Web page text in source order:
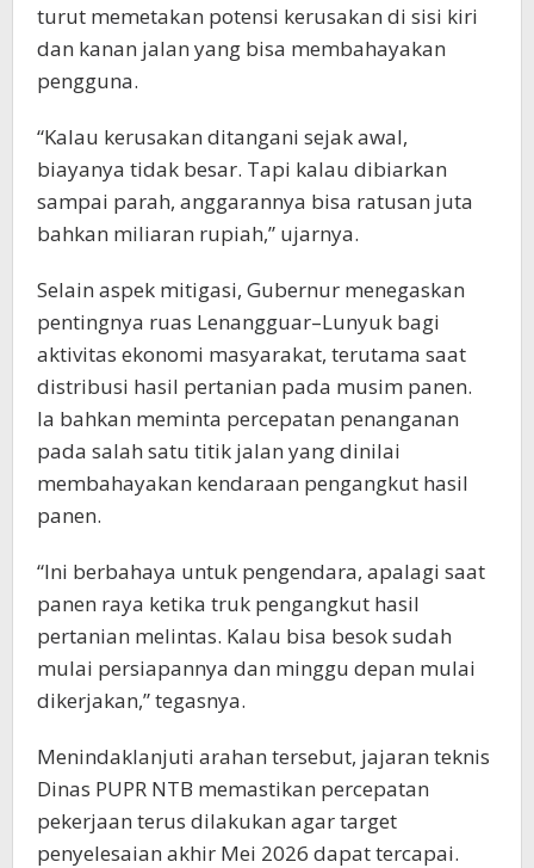
turut memetakan potensi kerusakan di sisi kiri
dan kanan jalan yang bisa membahayakan
pengguna.
“Kalau kerusakan ditangani sejak awal,
biayanya tidak besar. Tapi kalau dibiarkan
sampai parah, anggarannya bisa ratusan juta
bahkan miliaran rupiah,” ujarnya.
Selain aspek mitigasi, Gubernur menegaskan
pentingnya ruas Lenangguar–Lunyuk bagi
aktivitas ekonomi masyarakat, terutama saat
distribusi hasil pertanian pada musim panen.
Ia bahkan meminta percepatan penanganan
pada salah satu titik jalan yang dinilai
membahayakan kendaraan pengangkut hasil
panen.
“Ini berbahaya untuk pengendara, apalagi saat
panen raya ketika truk pengangkut hasil
pertanian melintas. Kalau bisa besok sudah
mulai persiapannya dan minggu depan mulai
dikerjakan,” tegasnya.
Menindaklanjuti arahan tersebut, jajaran teknis
Dinas PUPR NTB memastikan percepatan
pekerjaan terus dilakukan agar target
penyelesaian akhir Mei 2026 dapat tercapai.